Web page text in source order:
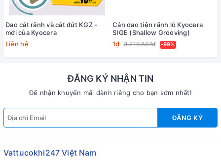
Dao cắt rãnh và cắt đứt KGZ -
mới của Kyocera
Liên hệ
Cán dao tiện rãnh lỗ Kyocera
SIGE (Shallow Grooving)
1₫ 3.219.807₫ -99%
ĐĂNG KÝ NHẬN TIN
Để nhận khuyến mãi dành riêng cho bạn sớm nhất!
ĐĂNG KÝ
Vattucokhi247 Việt Nam